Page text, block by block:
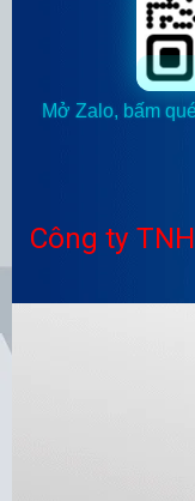
Mở Zalo, bấm
Công ty